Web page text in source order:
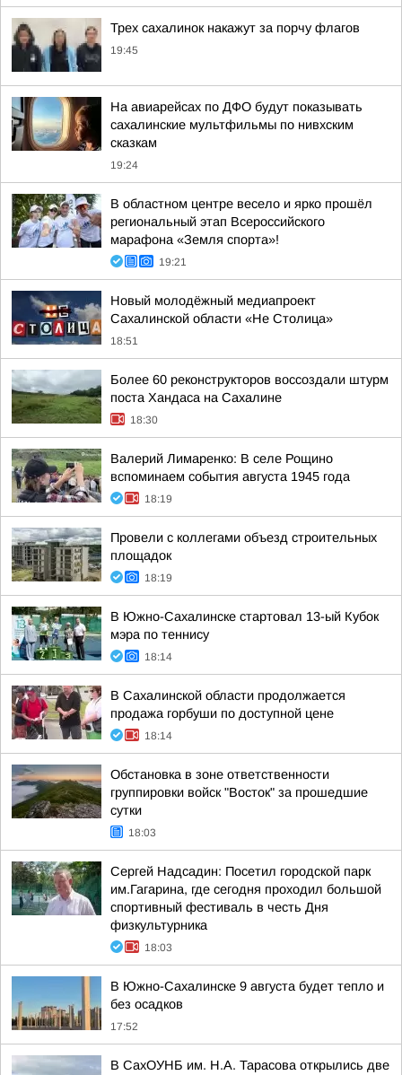
Трех сахалинок накажут за порчу флагов
19:45
На авиарейсах по ДФО будут показывать
сахалинские мультфильмы по нивхским
сказкам
19:24
В областном центре весело и ярко прошёл
региональный этап Всероссийского
марафона «Земля спорта»!
19:21
Новый молодёжный медиапроект
Сахалинской области «Не Столица»
18:51
Более 60 реконструкторов воссоздали штурм
поста Хандаса на Сахалине
18:30
Валерий Лимаренко: В селе Рощино
вспоминаем события августа 1945 года
18:19
Провели с коллегами объезд строительных
площадок
18:19
В Южно-Сахалинске стартовал 13-ый Кубок
мэра по теннису
18:14
В Сахалинской области продолжается
продажа горбуши по доступной цене
18:14
Обстановка в зоне ответственности
группировки войск "Восток" за прошедшие
сутки
18:03
Сергей Надсадин: Посетил городской парк
им.Гагарина, где сегодня проходил большой
спортивный фестиваль в честь Дня
физкультурника
18:03
В Южно-Сахалинске 9 августа будет тепло и
без осадков
17:52
В СахОУНБ им. Н.А. Тарасова открылись две